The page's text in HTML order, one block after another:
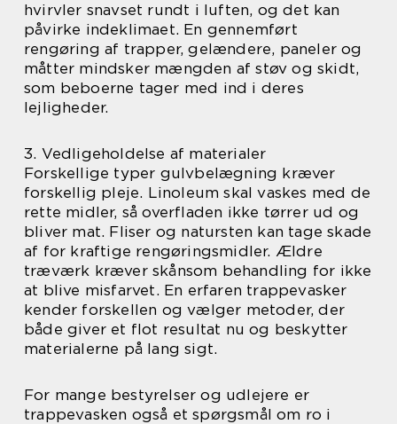
hvirvler snavset rundt i luften, og det kan
påvirke indeklimaet. En gennemført
rengøring af trapper, gelændere, paneler og
måtter mindsker mængden af støv og skidt,
som beboerne tager med ind i deres
lejligheder.
3. Vedligeholdelse af materialer
Forskellige typer gulvbelægning kræver
forskellig pleje. Linoleum skal vaskes med de
rette midler, så overfladen ikke tørrer ud og
bliver mat. Fliser og natursten kan tage skade
af for kraftige rengøringsmidler. Ældre
træværk kræver skånsom behandling for ikke
at blive misfarvet. En erfaren trappevasker
kender forskellen og vælger metoder, der
både giver et flot resultat nu og beskytter
materialerne på lang sigt.
For mange bestyrelser og udlejere er
trappevasken også et spørgsmål om ro i